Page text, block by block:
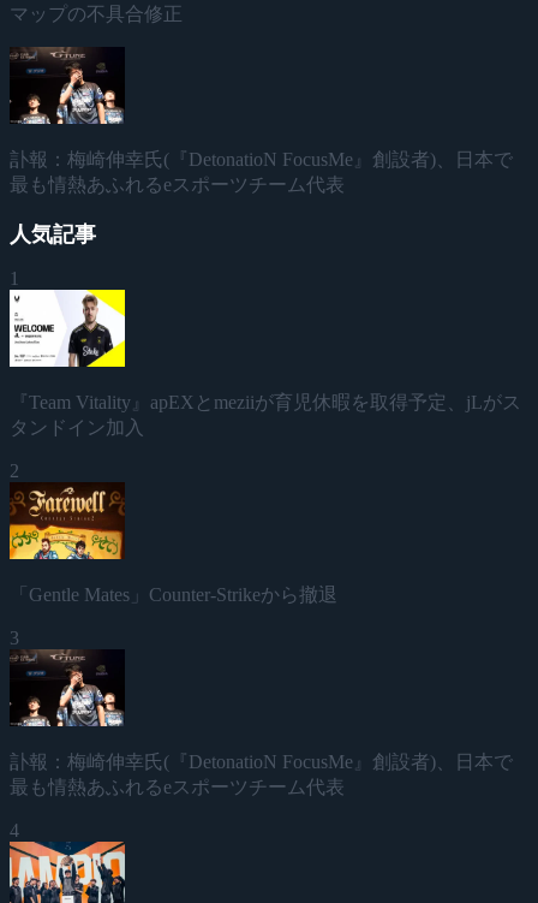
マップの不具合修正
訃報：梅崎伸幸氏(『DetonatioN FocusMe』創設者)、日本で
最も情熱あふれるeスポーツチーム代表
人気記事
1
『Team Vitality』apEXとmeziiが育児休暇を取得予定、jLがス
タンドイン加入
2
「Gentle Mates」Counter-Strikeから撤退
3
訃報：梅崎伸幸氏(『DetonatioN FocusMe』創設者)、日本で
最も情熱あふれるeスポーツチーム代表
4